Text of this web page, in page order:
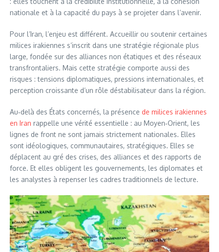
nationale et à la capacité du pays à se projeter dans l’avenir.
Pour l’Iran, l’enjeu est différent. Accueillir ou soutenir certaines
milices irakiennes s’inscrit dans une stratégie régionale plus
large, fondée sur des alliances non étatiques et des réseaux
transfrontaliers. Mais cette stratégie comporte aussi des
risques : tensions diplomatiques, pressions internationales, et
perception croissante d’un rôle déstabilisateur dans la région.
Au‑delà des États concernés, la présence de milices irakiennes
en Iran rappelle une vérité essentielle : au Moyen‑Orient, les
lignes de front ne sont jamais strictement nationales. Elles
sont idéologiques, communautaires, stratégiques. Elles se
déplacent au gré des crises, des alliances et des rapports de
force. Et elles obligent les gouvernements, les diplomates et
les analystes à repenser les cadres traditionnels de lecture.